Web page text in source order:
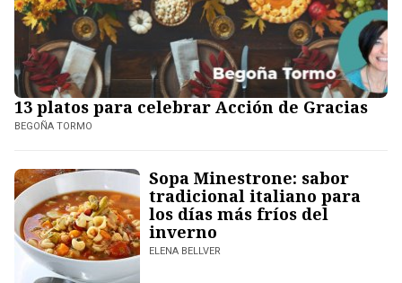
13 platos para celebrar Acción de Gracias
BEGOÑA TORMO
Sopa Minestrone: sabor
tradicional italiano para
los días más fríos del
inverno
ELENA BELLVER